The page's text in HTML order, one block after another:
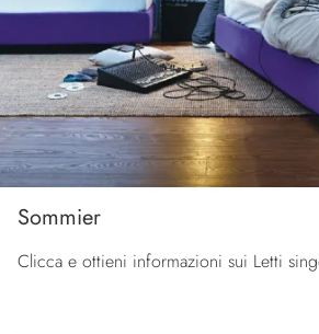
Sommier